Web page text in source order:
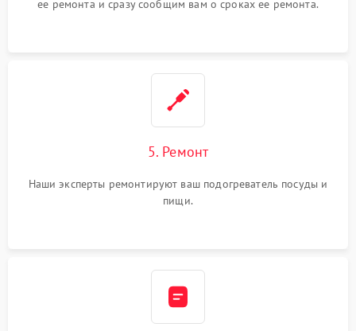
ее ремонта и сразу сообщим вам о сроках ее ремонта.
5. Ремонт
Наши эксперты ремонтируют ваш подогреватель посуды и
пищи.